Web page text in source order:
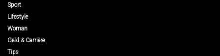
Sport
Lifestyle
Woman
Geld & Carrière
Tips